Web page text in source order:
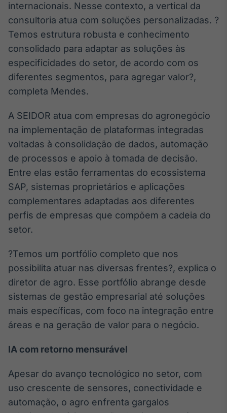
BroadFast
Em breve
Investimentos
Em breve
Tokenização
de ativos
Em breve
internacionais. Nesse contexto, a vertical da
consultoria atua com soluções personalizadas. ?
Temos estrutura robusta e conhecimento
consolidado para adaptar as soluções às
especificidades do setor, de acordo com os
diferentes segmentos, para agregar valor?,
completa Mendes.
A SEIDOR atua com empresas do agronegócio
na implementação de plataformas integradas
voltadas à consolidação de dados, automação
de processos e apoio à tomada de decisão.
Entre elas estão ferramentas do ecossistema
SAP, sistemas proprietários e aplicações
complementares adaptadas aos diferentes
perfis de empresas que compõem a cadeia do
setor.
?Temos um portfólio completo que nos
possibilita atuar nas diversas frentes?, explica o
diretor de agro. Esse portfólio abrange desde
sistemas de gestão empresarial até soluções
mais específicas, com foco na integração entre
áreas e na geração de valor para o negócio.
IA com retorno mensurável
Apesar do avanço tecnológico no setor, com
uso crescente de sensores, conectividade e
automação, o agro enfrenta gargalos